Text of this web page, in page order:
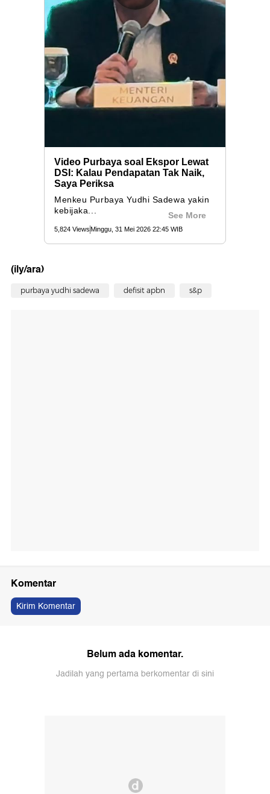
(ily/ara)
purbaya yudhi sadewa defisit apbn s&p
Komentar
Kirim Komentar
Belum ada komentar.
Jadilah yang pertama berkomentar di sini